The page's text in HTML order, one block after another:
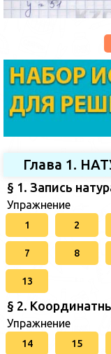
Глава 1.
§ 1. Запись
Упражнение
1 2
7 8
13
§ 2.
Упражнение
14 15